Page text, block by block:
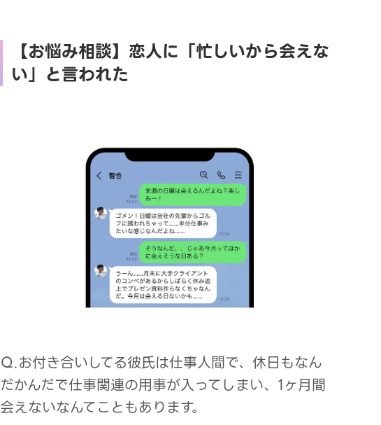
【お悩み相談】恋人に「忙しいから会えな
い」と言われた
Ｑ.お付き合いしてる彼氏は仕事人間で、休日もなん
だかんだで仕事関連の用事が入ってしまい、1ヶ月間
会えないなんてこともあります。